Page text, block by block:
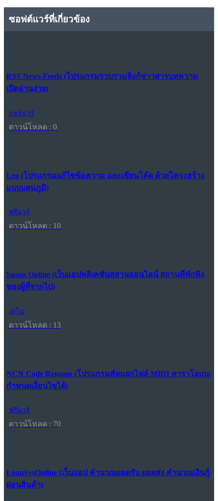
ซอฟต์แวร์ที่เกี่ยวข้อง
RSS News Feeds (โปรแกรมรวบรวมลิงก์ข่าวสารบทความ
เปิดอ่านง่าย)
แชร์แวร์
ดาวน์โหลด : 0
Leo (โปรแกรมแก้ไขข้อความ และเขียนโค้ด ด้วยโครงสร้าง
แบบแผนภูมิ)
ฟรีแวร์
ดาวน์โหลด : 10
Susan Online (เว็บแอปพลิเคชันสุสานออนไลน์ สถานที่พักพิง
ของผู้ที่จากไป)
เดโม
ดาวน์โหลด : 13
NCN Code Rename (โปรแกรมคัดแยกไฟล์ MIDI คาราโอเกะ
กำหนดเงื่อนไขได้)
ฟรีแวร์
ดาวน์โหลด : 70
LoanSysOnline (เว็บแอป คำนวณยอดรับ ยอดส่ง คำนวณเงินกู้
ผ่อนสินค้า)